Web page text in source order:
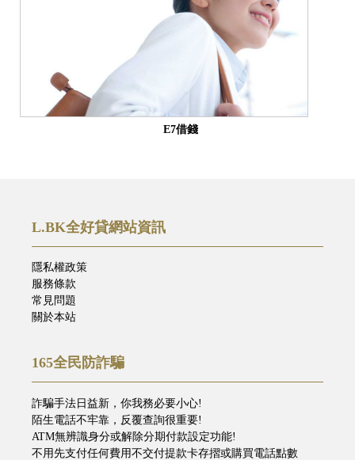
E7借錢
L.BK全好貸網站資訊
隱私權政策
服務條款
常見問題
關於本站
165全民防詐騙
詐騙手法日益新，你我務必要小心!
陌生電話不牢靠，反覆查詢很重要!
ATM無辨識身分或解除分期付款設定功能!
不用先支付任何費用不交付提款卡存摺或購買電話點數